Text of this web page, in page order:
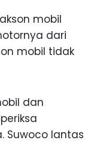
mobil
dari
mobil tidak
dan
Suwoco lantas